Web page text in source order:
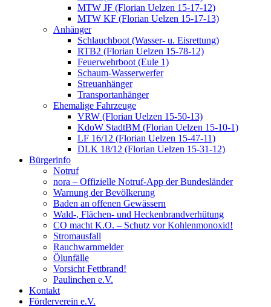
MTW JF (Florian Uelzen 15-17-12)
MTW KF (Florian Uelzen 15-17-13)
Anhänger
Schlauchboot (Wasser- u. Eisrettung)
RTB2 (Florian Uelzen 15-78-12)
Feuerwehrboot (Eule 1)
Schaum-Wasserwerfer
Streuanhänger
Transportanhänger
Ehemalige Fahrzeuge
VRW (Florian Uelzen 15-50-13)
KdoW StadtBM (Florian Uelzen 15-10-1)
LF 16/12 (Florian Uelzen 15-47-11)
DLK 18/12 (Florian Uelzen 15-31-12)
Bürgerinfo
Notruf
nora – Offizielle Notruf-App der Bundesländer
Warnung der Bevölkerung
Baden an offenen Gewässern
Wald-, Flächen- und Heckenbrandverhütung
CO macht K.O. – Schutz vor Kohlenmonoxid!
Stromausfall
Rauchwarnmelder
Ölunfälle
Vorsicht Fettbrand!
Paulinchen e.V.
Kontakt
Förderverein e.V.